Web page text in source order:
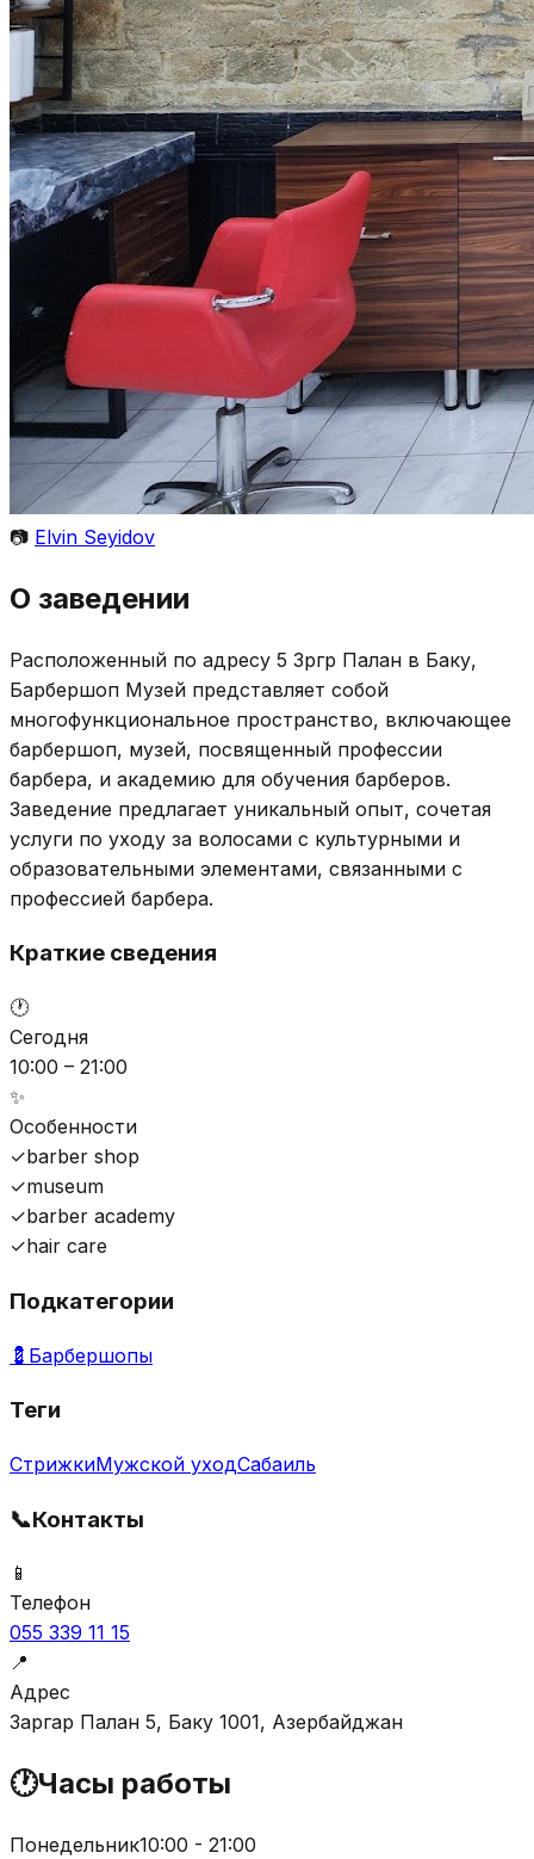
📷 Elvin Seyidov
О заведении
Расположенный по адресу 5 Зәргәр Палан в Баку,
Барбершоп Музей представляет собой
многофункциональное пространство, включающее
барбершоп, музей, посвященный профессии
барбера, и академию для обучения барберов.
Заведение предлагает уникальный опыт, сочетая
услуги по уходу за волосами с культурными и
образовательными элементами, связанными с
профессией барбера.
Краткие сведения
🕐
Сегодня
10:00 – 21:00
✨
Особенности
✓barber shop
✓museum
✓barber academy
✓hair care
Подкатегории
💈 Барбершопы
Теги
СтрижкиМужской уходСабаиль
📞Контакты
📱
Телефон
055 339 11 15
📍
Адрес
Заргар Палан 5, Баку 1001, Азербайджан
🕐Часы работы
Понедельник10:00 - 21:00